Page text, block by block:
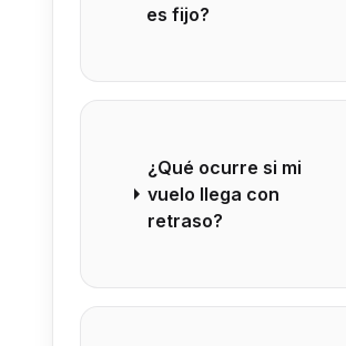
es fijo?
¿Qué ocurre si mi
vuelo llega con
retraso?